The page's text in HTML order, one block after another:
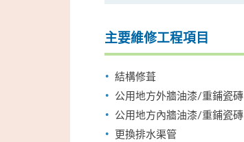
主要維修工程項目
結構修葺
公用地方外牆油漆/重鋪瓷磚
公用地方內牆油漆/重鋪瓷磚
更換排水渠管